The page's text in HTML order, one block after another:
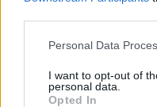
Personal Data
I want to opt-out of
personal data.
Opted In
των